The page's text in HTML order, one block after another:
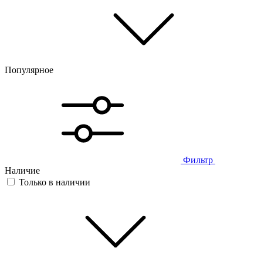
Популярное
Фильтр
Наличие
Только в наличии